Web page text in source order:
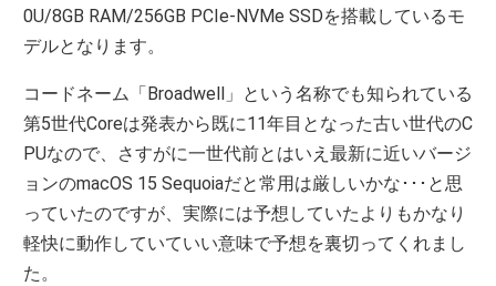
0U/8GB RAM/256GB PCIe-NVMe SSDを搭載しているモ
デルとなります。
コードネーム「Broadwell」という名称でも知られている
第5世代Coreは発表から既に11年目となった古い世代のC
PUなので、さすがに一世代前とはいえ最新に近いバージ
ョンのmacOS 15 Sequoiaだと常用は厳しいかな･･･と思
っていたのですが、実際には予想していたよりもかなり
軽快に動作していていい意味で予想を裏切ってくれまし
た。